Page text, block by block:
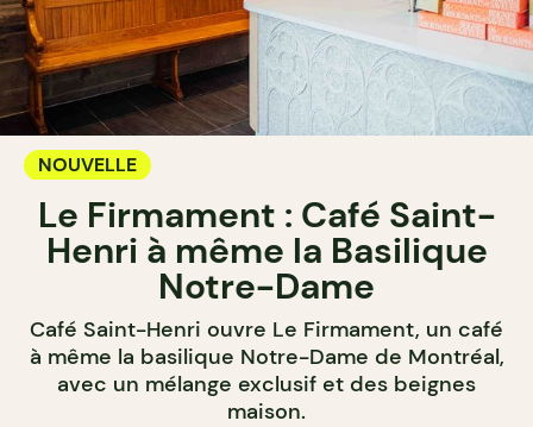
NOUVELLE
Le Firmament : Café Saint-
Henri à même la Basilique
Notre-Dame
Café Saint-Henri ouvre Le Firmament, un café
à même la basilique Notre-Dame de Montréal,
avec un mélange exclusif et des beignes
maison.